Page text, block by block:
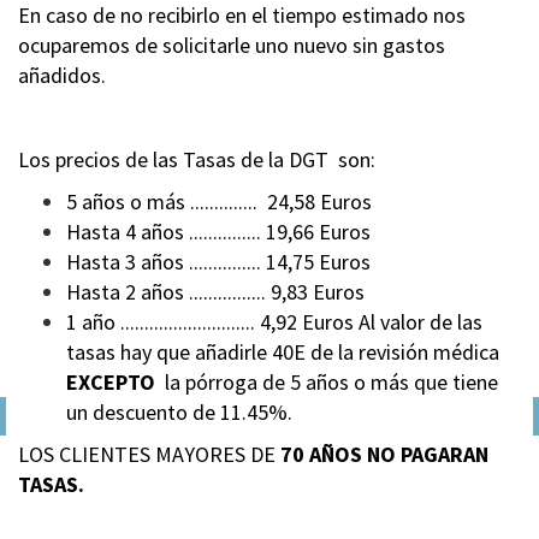
En caso de no recibirlo en el tiempo estimado nos
ocuparemos de solicitarle uno nuevo sin gastos
añadidos.
Los precios de las Tasas de la DGT son:
5 años o más .............. 24,58 Euros
Hasta 4 años ............... 19,66 Euros
Hasta 3 años ............... 14,75 Euros
Hasta 2 años ................ 9,83 Euros
1 año ............................ 4,92 Euros Al valor de las
tasas hay que añadirle 40E de la revisión médica
EXCEPTO la pórroga de 5 años o más que tiene
un descuento de 11.45%.
LOS CLIENTES MAYORES DE 70 AÑOS NO PAGARAN
TASAS.